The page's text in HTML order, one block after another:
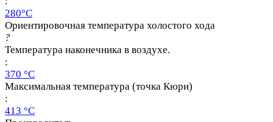
280°C
Ориентировочная температура холостого хода
?
Температура наконечника в воздухе.
:
370 °C
Максимальная температура (точка Кюри)
:
413 °C